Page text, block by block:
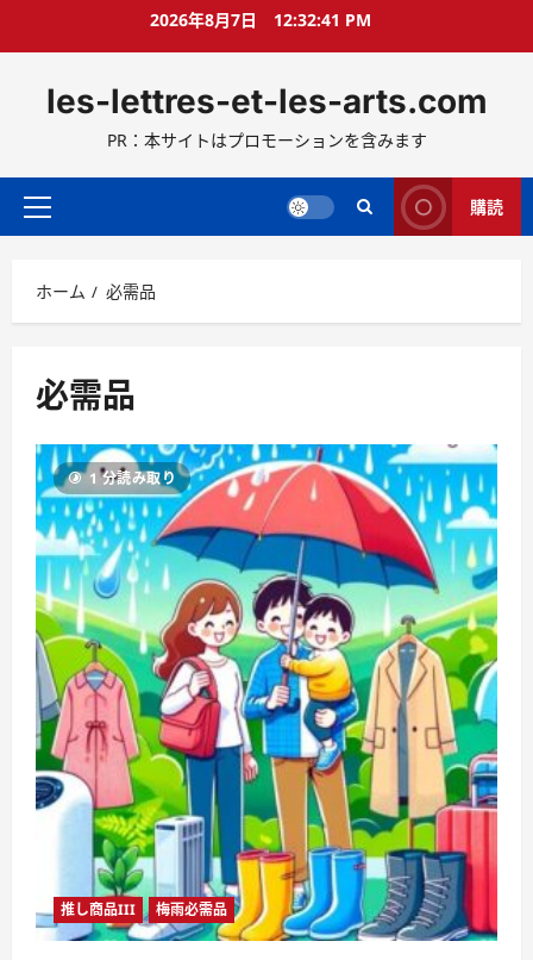
ス
ッ
2026年8月7日 12:32:42 PM
les-lettres-et-les-arts.com
PR：本サイトはプロモーションを含みます
メ
メ
ニ
ー
購読
ホーム 必需品
必需品
1 分読み取り
推し商品III 梅雨必需品